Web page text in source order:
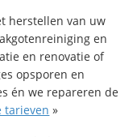
herstellen van uw
en
en renovatie of
opsporen en
én we repareren de
tarieven »